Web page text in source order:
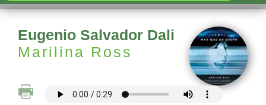
Eugenio Salvador Dali
Marilina Ross